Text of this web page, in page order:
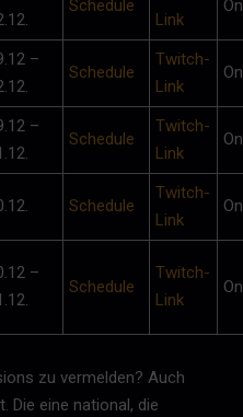
Schedule
Link
–
Schedule
Twitch-
Link
–
Schedule
Twitch-
Link
Schedule
Twitch-
Link
–
Schedule
Twitch-
Link
zu vermelden? Auch
Die eine national, die